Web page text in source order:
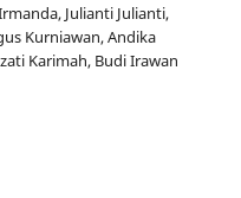
Julianti Julianti,
Kurniawan, Andika
Karimah, Budi Irawan